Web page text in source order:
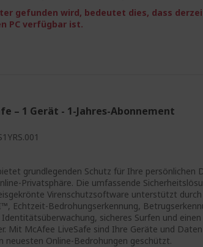
gefunden wird, bedeutet dies, dass
PC verfügbar ist.
– 1 Gerät - 1-Jahres-Abonnement
grundlegenden Schutz für Ihre persönlichen
Privatsphäre. Die umfassende
Virenschutzsoftware unterstützt durch
Echtzeit-Bedrohungserkennung,
Identitätsüberwachung, sicheres Surfen und einen
Mit McAfee LiveSafe sind Ihre Geräte und Daten
neuesten Online-Bedrohungen geschützt.